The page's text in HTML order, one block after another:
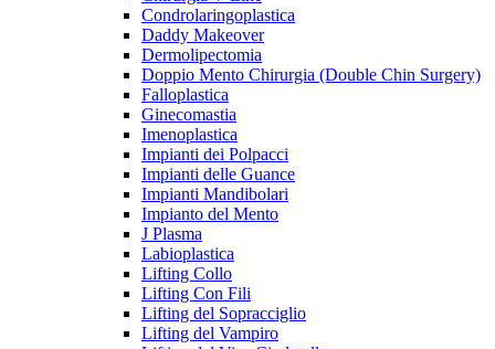
Condrolaringoplastica
Daddy Makeover
Dermolipectomia
Doppio Mento Chirurgia (Double Chin Surgery)
Falloplastica
Ginecomastia
Imenoplastica
Impianti dei Polpacci
Impianti delle Guance
Impianti Mandibolari
Impianto del Mento
J Plasma
Labioplastica
Lifting Collo
Lifting Con Fili
Lifting del Sopracciglio
Lifting del Vampiro